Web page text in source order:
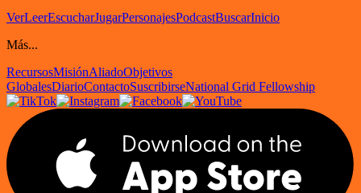
VerLeerEscucharJugarPersonajesPodcastBuscarInicio
Más...
RecursosMisiónAliadoObjetivos
GlobalesDiarioContactoSuscribirseNational Grid Fellowship